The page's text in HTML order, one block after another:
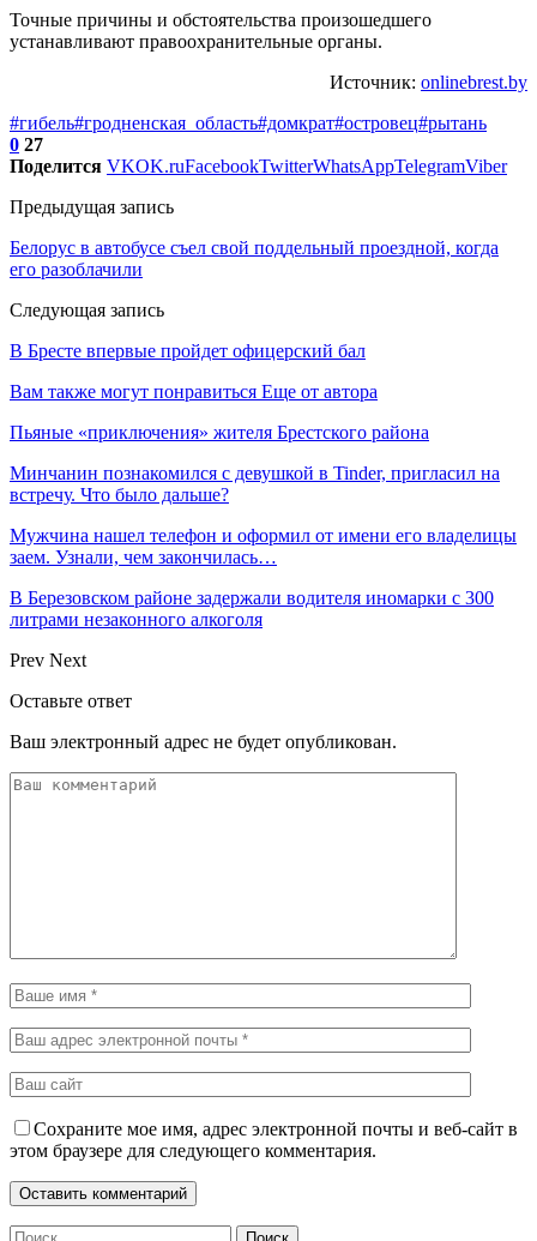
Точные причины и обстоятельства произошедшего
устанавливают правоохранительные органы.
Источник: onlinebrest.by
#гибель#гродненская_область#домкрат#островец#рытань
0 27
Поделится VKOK.ruFacebookTwitterWhatsAppTelegramViber
Предыдущая запись
Белорус в автобусе съел свой поддельный проездной, когда
его разоблачили
Следующая запись
В Бресте впервые пройдет офицерский бал
Вам также могут понравиться Еще от автора
Пьяные «приключения» жителя Брестского района
Минчанин познакомился с девушкой в Tinder, пригласил на
встречу. Что было дальше?
Мужчина нашел телефон и оформил от имени его владелицы
заем. Узнали, чем закончилась…
В Березовском районе задержали водителя иномарки с 300
литрами незаконного алкоголя
Prev Next
Оставьте ответ
Ваш электронный адрес не будет опубликован.
Сохраните мое имя, адрес электронной почты и веб-сайт в
этом браузере для следующего комментария.